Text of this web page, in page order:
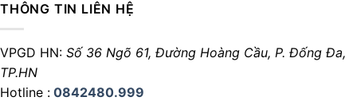
THÔNG TIN LIÊN HỆ
VPGD HN: Số 36 Ngõ 61, Đường Hoàng Cầu, P. Đống Đa,
TP.HN
Hotline : 0842480.999